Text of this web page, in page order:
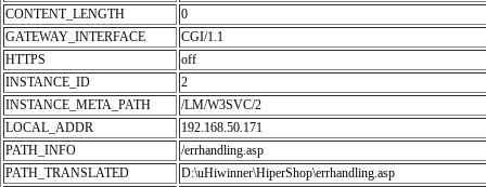
CONTENT_LENGTH
0
GATEWAY_INTERFACE
CGI/1.1
HTTPS
off
INSTANCE_ID
2
INSTANCE_META_PATH
/LM/W3SVC/2
LOCAL_ADDR
192.168.50.171
PATH_INFO
/errhandling.asp
PATH_TRANSLATED
D:\uHiwinner\HiperShop\errhandling.asp